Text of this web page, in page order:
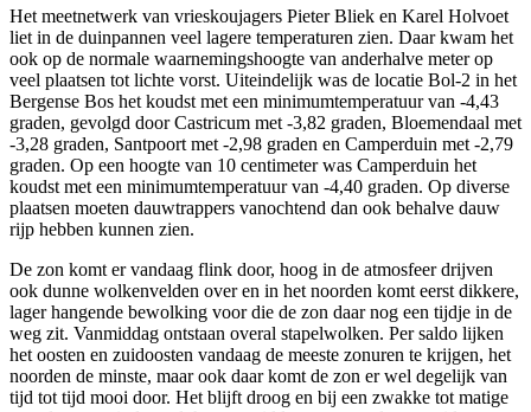
Het meetnetwerk van vrieskoujagers Pieter Bliek en Karel Holvoet
liet in de duinpannen veel lagere temperaturen zien. Daar kwam het
ook op de normale waarnemingshoogte van anderhalve meter op
veel plaatsen tot lichte vorst. Uiteindelijk was de locatie Bol-2 in het
Bergense Bos het koudst met een minimumtemperatuur van -4,43
graden, gevolgd door Castricum met -3,82 graden, Bloemendaal met
-3,28 graden, Santpoort met -2,98 graden en Camperduin met -2,79
graden. Op een hoogte van 10 centimeter was Camperduin het
koudst met een minimumtemperatuur van -4,40 graden. Op diverse
plaatsen moeten dauwtrappers vanochtend dan ook behalve dauw
rijp hebben kunnen zien.
De zon komt er vandaag flink door, hoog in de atmosfeer drijven
ook dunne wolkenvelden over en in het noorden komt eerst dikkere,
lager hangende bewolking voor die de zon daar nog een tijdje in de
weg zit. Vanmiddag ontstaan overal stapelwolken. Per saldo lijken
het oosten en zuidoosten vandaag de meeste zonuren te krijgen, het
noorden de minste, maar ook daar komt de zon er wel degelijk van
tijd tot tijd mooi door. Het blijft droog en bij een zwakke tot matige